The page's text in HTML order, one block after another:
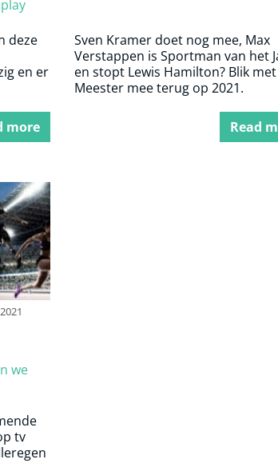
deze
en er
more
Sven Kramer doet nog mee, Max
Verstappen is Sportman van het
en stopt Lewis Hamilton? Blik
Meester mee terug op 2021.
Read
we
tv